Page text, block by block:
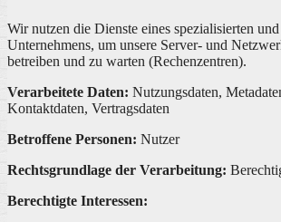
Wir nutzen die Dienste eines spezialisierten und
Unternehmens, um unsere Server- und
betreiben und zu warten (Rechenzentren).
Verarbeitete Daten: Nutzungsdaten,
Kontaktdaten, Vertragsdaten
Betroffene Personen: Nutzer
Rechtsgrundlage der Verarbeitung:
Berechtigte Interessen: